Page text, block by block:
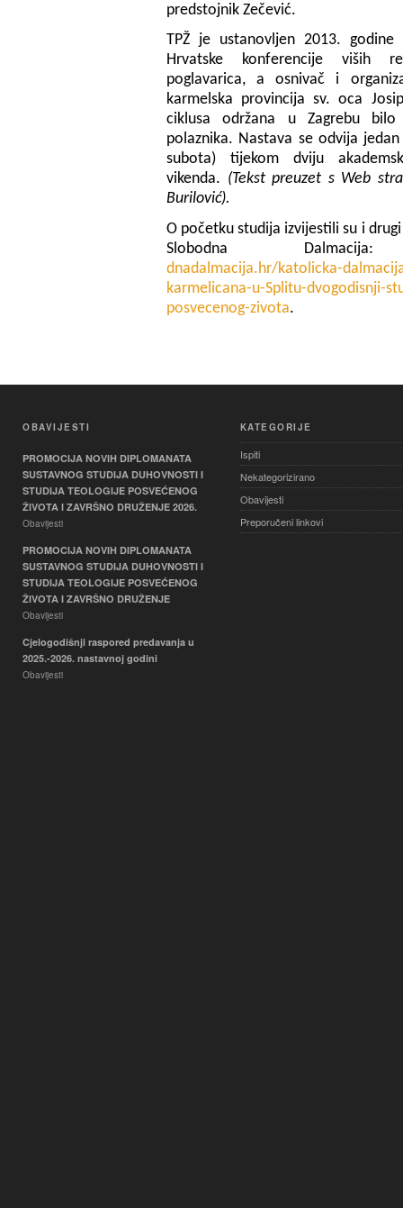
predstojnik Zečević.
TPŽ je ustanovljen 2013.
Hrvatske konferencije viših
poglavarica, a osnivač i
karmelska provincija sv. oca
ciklusa održana u Zagrebu
polaznika. Nastava se odvija
subota) tijekom dviju
vikenda. (Tekst preuzet s Web
Burilović).
O početku studija izvijestili su i
Slobodna
dnadalmacija.hr/katolicka-dalm
karmelicana-u-Splitu-dvogodisnji-
posvecenog-zivota.
OBAVIJESTI
PROMOCIJA NOVIH DIPLOMANATA
SUSTAVNOG STUDIJA DUHOVNOSTI I
STUDIJA TEOLOGIJE POSVEĆENOG
ŽIVOTA I ZAVRŠNO DRUŽENJE 2026.
Obavijesti
PROMOCIJA NOVIH DIPLOMANATA
SUSTAVNOG STUDIJA DUHOVNOSTI I
STUDIJA TEOLOGIJE POSVEĆENOG
ŽIVOTA I ZAVRŠNO DRUŽENJE
Obavijesti
Cjelogodišnji raspored predavanja u
2025.-2026. nastavnoj godini
Obavijesti
KATEGORIJE
Ispiti
Nekategorizirano
Obavijesti
Preporučeni linkovi